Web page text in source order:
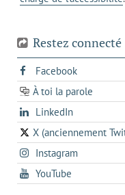
Restez connecté
Facebooks'ouvre
dans
un
onglet
À toi la parole
opens
in
a
new
tab
LinkedInopens
in
a
new
X (anciennement
s'ouvre
dans
un
nouvel
Instagrams'ouvre
dans
un
YouTube
dans